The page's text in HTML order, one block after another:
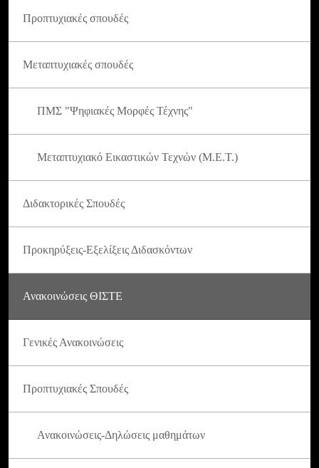
Προπτυχιακές σπουδές
Μεταπτυχιακές σπουδές
ΠΜΣ "Ψηφιακές Μορφές Τέχνης"
Μεταπτυχιακό Εικαστικών Τεχνών (Μ.Ε.Τ.)
Διδακτορικές Σπουδές
Προκηρύξεις-Εξελίξεις Διδασκόντων
Ανακοινώσεις ΘΙΣΤΕ
Γενικές Ανακοινώσεις
Προπτυχιακές Σπουδές
Ανακοινώσεις-Δηλώσεις μαθημάτων